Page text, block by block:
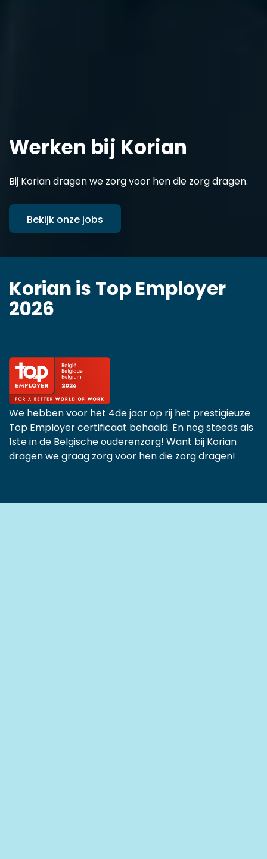
Werken bij Korian
Bij Korian dragen we zorg voor hen die zorg dragen.
Bekijk onze jobs
Korian is Top Employer
2026
We hebben voor het 4de jaar op rij het prestigieuze
Top Employer certificaat behaald. En nog steeds als
1ste in de Belgische ouderenzorg! Want bij Korian
dragen we graag zorg voor hen die zorg dragen!